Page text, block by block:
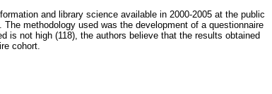
and library science available in 2000-2005 at the public
methodology used was the development of a questionnaire
is not high (118), the authors believe that the results obtained
cohort.